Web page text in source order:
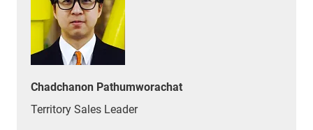
Chadchanon Pathumworachat
Territory Sales Leader